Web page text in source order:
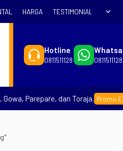
HARGA TESTIMONIAL expand_more
Hotline
0811511128 0811511128
Parepare, dan Toraja. Promo